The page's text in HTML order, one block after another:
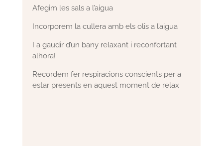
Afegim les sals a l’aigua
Incorporem la cullera amb els olis a l’aigua
I a gaudir d’un bany relaxant i reconfortant
alhora!
Recordem fer respiracions conscients per a
estar presents en aquest moment de relax